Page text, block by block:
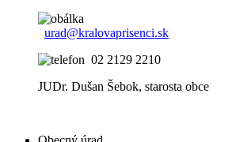
urad@kralovaprisenci.sk
02 2129 2210
JUDr. Dušan Šebok, starosta obce